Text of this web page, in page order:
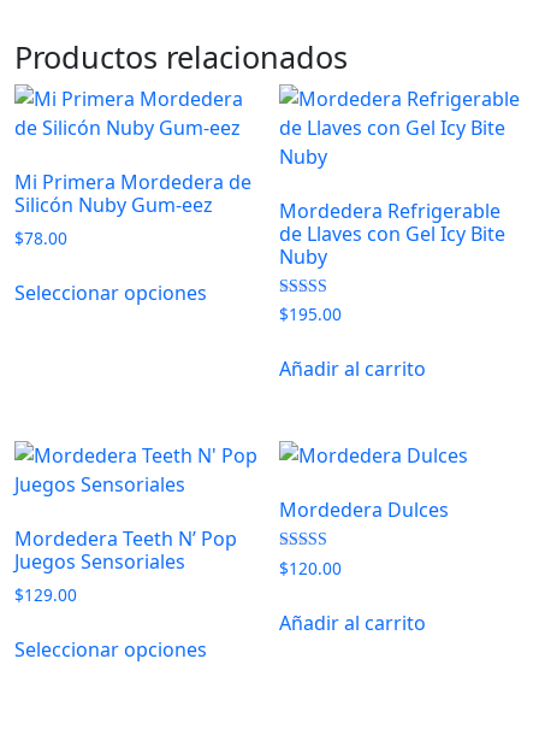
Productos relacionados
Mi Primera Mordedera de
Silicón Nuby Gum-eez
$78.00
Seleccionar opciones producto
múltiples
opciones
elegir
Mordedera Refrigerable
de Llaves con Gel Icy Bite
Nuby
Valorado con
5.00
$195.00
Añadir al carrito
Mordedera Teeth N’ Pop
Juegos Sensoriales
$129.00
Seleccionar opciones
Mordedera Dulces
Valorado con
5.00
$120.00
Añadir al carrito